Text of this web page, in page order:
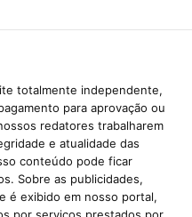
totalmente independente,
para aprovação ou
redatores trabalharem
e atualidade das
conteúdo pode ficar
Sobre as publicidades,
é exibido em nosso portal,